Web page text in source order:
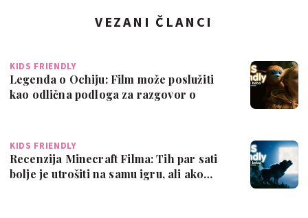
VEZANI ČLANCI
KIDS FRIENDLY
Legenda o Ochiju: Film može poslužiti
kao odlična podloga za razgovor o
KIDS FRIENDLY
Recenzija Minecraft Filma: Tih par sati
bolje je utrošiti na samu igru, ali ako…